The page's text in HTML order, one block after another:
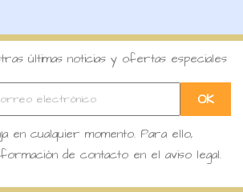
últimas noticias y ofertas especiales
en cualquier momento. Para ello,
de contacto en el aviso legal.